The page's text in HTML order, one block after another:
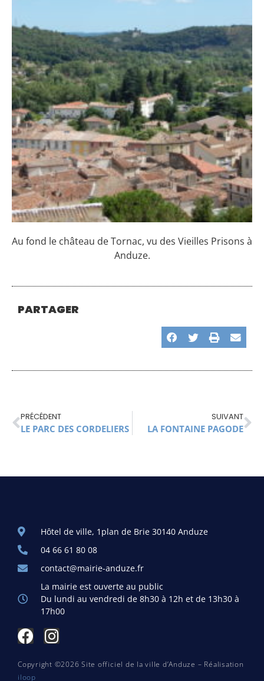
Au fond le château de Tornac, vu des Vieilles Prisons à
Anduze.
PARTAGER
PRÉCÉDENT
LE PARC DES CORDELIERS
SUIVANT
LA FONTAINE PAGODE
Hôtel de ville, 1plan de Brie 30140 Anduze
04 66 61 80 08
contact@mairie-anduze.fr
La mairie est ouverte au public
Du lundi au vendredi de 8h30 à 12h et de 13h30 à
17h00
Copyright ©2026 Site officiel de la ville d’Anduze – Réalisation
iloop